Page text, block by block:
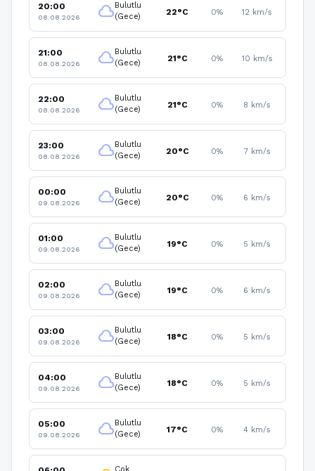
20:00
08.08.2026 cloudBulutlu
(Gece)
22°C 0% 12 km/s
21:00
08.08.2026 cloudBulutlu
(Gece)
21°C 0% 10 km/s
22:00
08.08.2026 cloudBulutlu
(Gece)
21°C 0% 8 km/s
23:00
08.08.2026 cloudBulutlu
(Gece)
20°C 0% 7 km/s
00:00
09.08.2026 cloudBulutlu
(Gece)
20°C 0% 6 km/s
01:00
09.08.2026 cloudBulutlu
(Gece)
19°C 0% 5 km/s
02:00
09.08.2026 cloudBulutlu
(Gece)
19°C 0% 6 km/s
03:00
09.08.2026 cloudBulutlu
(Gece)
18°C 0% 5 km/s
04:00
09.08.2026 cloudBulutlu
(Gece)
18°C 0% 5 km/s
05:00
09.08.2026 cloudBulutlu
(Gece)
17°C 0% 4 km/s